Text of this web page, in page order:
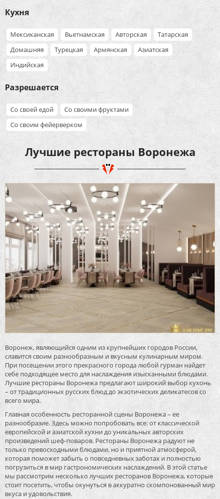
Кухня
Мексиканская Вьетнамская Авторская
Татарская
Домашняя
Турецкая Армянская
Азиатская
Индийская
Разрешается
Со своей едой
Со своими фруктами
Со своим фейерверком
Лучшие рестораны Воронежа
Воронеж, являющийся одним из крупнейших городов России,
славится своим разнообразным и вкусным кулинарным миром.
При посещении этого прекрасного города любой гурман найдет
себе подходящее место для наслаждения изысканными блюдами.
Лучшие рестораны Воронежа предлагают широкий выбор кухонь
– от традиционных русских блюд до экзотических деликатесов со
всего мира.
Главная особенность ресторанной сцены Воронежа – ее
разнообразие. Здесь можно попробовать все: от классической
европейской и азиатской кухни до уникальных авторских
произведений шеф-поваров. Рестораны Воронежа радуют не
только превосходными блюдами, но и приятной атмосферой,
которая поможет забыть о повседневных заботах и полностью
погрузиться в мир гастрономических наслаждений. В этой статье
мы рассмотрим несколько лучших ресторанов Воронежа, которые
стоит посетить, чтобы окунуться в аккуратно скомпонованный мир
вкуса и удовольствия.